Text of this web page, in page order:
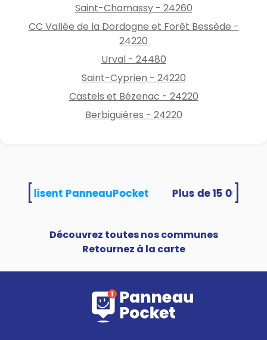
Saint-Chamassy - 24260
CC Vallée de la Dordogne et Forêt Bessède -
24220
Urval - 24480
Saint-Cyprien - 24220
Castels et Bézenac - 24220
Berbiguières - 24220
utilisent PanneauPocket
Découvrez toutes nos communes
Retournez à la carte